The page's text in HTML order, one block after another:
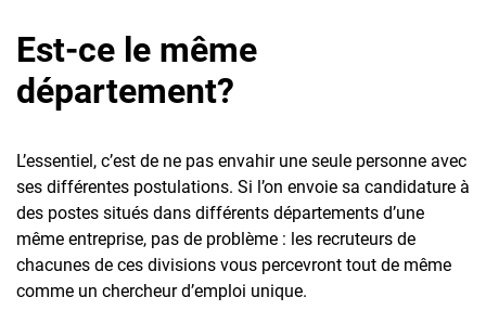
Est-ce le même
département?
L’essentiel, c’est de ne pas envahir une seule personne avec
ses différentes postulations. Si l’on envoie sa candidature à
des postes situés dans différents départements d’une
même entreprise, pas de problème : les recruteurs de
chacunes de ces divisions vous percevront tout de même
comme un chercheur d’emploi unique.